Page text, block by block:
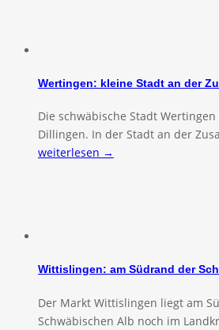
Wertingen: kleine Stadt an der
Die schwäbische Stadt
Dillingen. In der Stadt an der
weiterlesen →
Wittislingen: am Südrand der
Der Markt Wittislingen liegt am
Schwäbischen Alb noch im